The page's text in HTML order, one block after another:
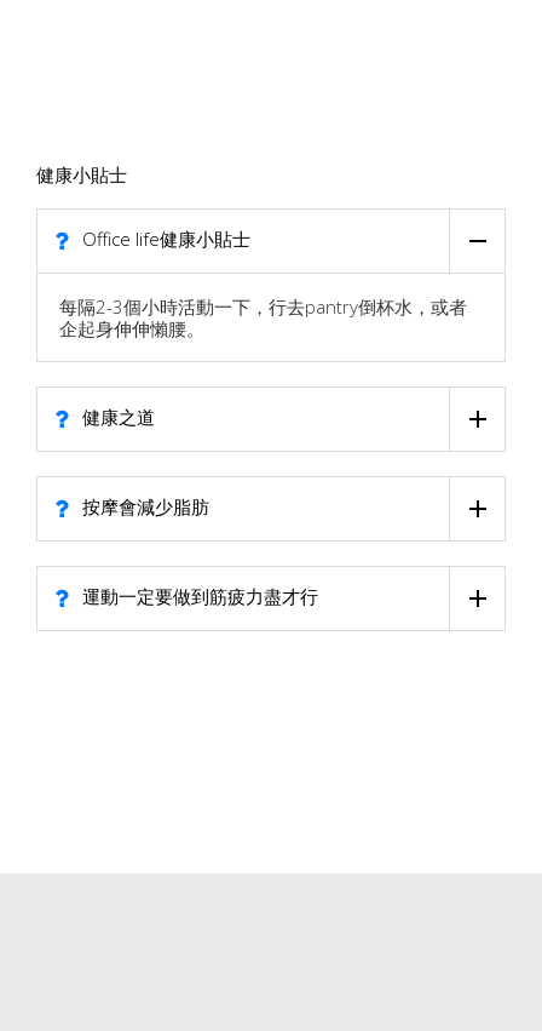
健康小貼士
Office life健康小貼士
每隔2-3個小時活動一下，行去pantry倒杯水，或者
企起身伸伸懶腰。
健康之道
按摩會減少脂肪
運動一定要做到筋疲力盡才行